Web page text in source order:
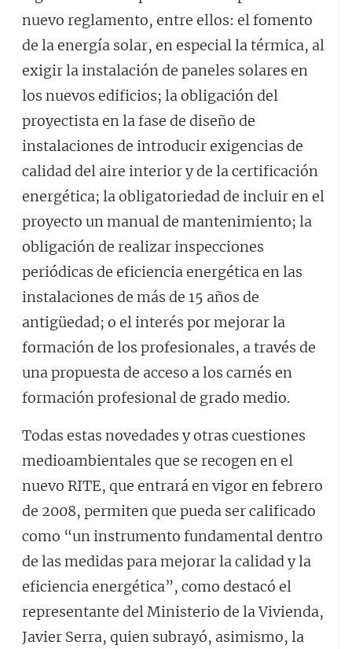
nuevo reglamento, entre ellos: el fomento
de la energía solar, en especial la térmica, al
exigir la instalación de paneles solares en
los nuevos edificios; la obligación del
proyectista en la fase de diseño de
instalaciones de introducir exigencias de
calidad del aire interior y de la certificación
energética; la obligatoriedad de incluir en el
proyecto un manual de mantenimiento; la
obligación de realizar inspecciones
periódicas de eficiencia energética en las
instalaciones de más de 15 años de
antigüedad; o el interés por mejorar la
formación de los profesionales, a través de
una propuesta de acceso a los carnés en
formación profesional de grado medio.
Todas estas novedades y otras cuestiones
medioambientales que se recogen en el
nuevo RITE, que entrará en vigor en febrero
de 2008, permiten que pueda ser calificado
como “un instrumento fundamental dentro
de las medidas para mejorar la calidad y la
eficiencia energética”, como destacó el
representante del Ministerio de la Vivienda,
Javier Serra, quien subrayó, asimismo, la